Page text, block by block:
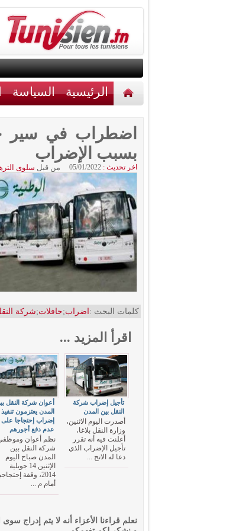
الرئيسية السياسة
اضطراب في سير
بسبب الإضراب
اخر تحديث : 05/01/2022 من قبل سلوى
كلمات البحث : اضراب;حافلات;شركة
اقرأ المزيد ...
أعوان شركة النقل
المدن يعتزمون تنفيذ
إضراب إحتجاجا على
عدم دفع أجورهم
نظم أعوان
شركة النقل بين
المدن صباح اليوم
الإثنين 14 جويلية
2014، وقفة
أمام م ...
تأجيل إضراب شركة
النقل بين المدن
أصدرت اليوم الاثنين،
وزارة النقل بلاغا،
أعلنت فيه أنه تقرر
تأجيل الإضراب الذي
دعا له الاتح ...
نعلم قراءنا الأعزاء أنه لا يتم إدراج سوى